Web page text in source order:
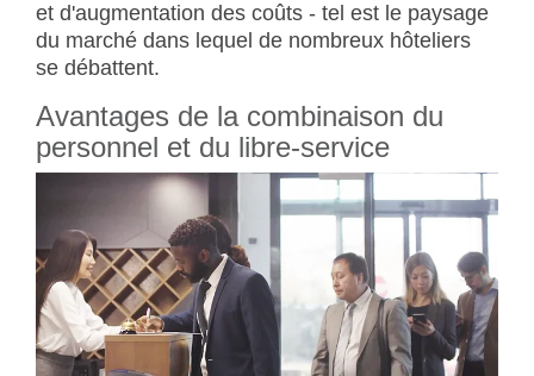
et d'augmentation des coûts - tel est le paysage
du marché dans lequel de nombreux hôteliers
se débattent.
Avantages de la combinaison du
personnel et du libre-service